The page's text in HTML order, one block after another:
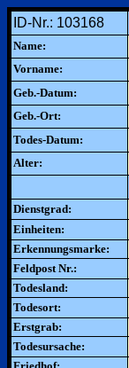
ID-Nr.: 103168
Name:
Vorname:
Geb.-Datum:
Geb.-Ort:
Todes-Datum:
Alter:
Dienstgrad:
Einheiten:
Erkennungsmarke:
Feldpost Nr.:
Todesland:
Todesort:
Erstgrab:
Todesursache: